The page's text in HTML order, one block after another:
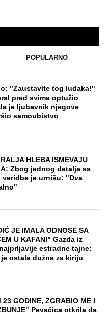
POPULARNO
"Zaustavite tog ludaka!"
pred svima optužio
je ljubavnik njegove
samoubistvo
HLEBA ISMEVAJU
Zbog jednog detalja sa
veridbe je urnišu: "Dva
JE IMALA ODNOSE SA
U KAFANI" Gazda iz
estradne tajne:
ostala dužna za kiriju
GODINE, ZGRABIO ME I
Pevačica otkrila da